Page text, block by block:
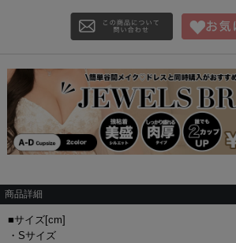
商品詳細
■サイズ[cm]
・Sサイズ